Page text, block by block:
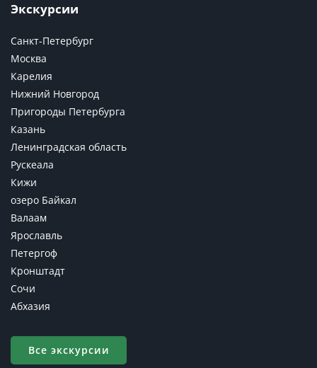
Экскурсии
Санкт-Петербург
Москва
Карелия
Нижний Новгород
Пригороды Петербурга
Казань
Ленинградская область
Рускеала
Кижи
озеро Байкал
Валаам
Ярославль
Петергоф
Кронштадт
Сочи
Абхазия
Все экскурсии